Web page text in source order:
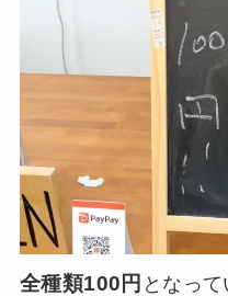
全種類100円 となって